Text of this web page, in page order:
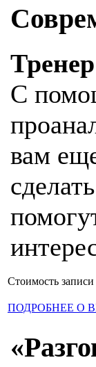
С
вам
Стоимость
ПОДРОБНЕЕ О